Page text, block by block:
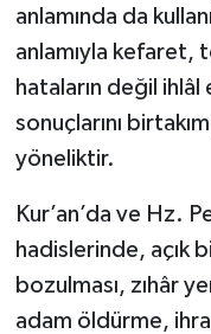
anlamında da
anlamıyla kefaret,
hataların değil ihlâl
sonuçlarını
yöneliktir.
Kur’an’da ve Hz.
hadislerinde, açık
bozulması, zıhâr
adam öldürme,